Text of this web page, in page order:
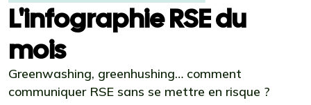
L'infographie RSE du
mois
Greenwashing, greenhushing… comment
communiquer RSE sans se mettre en risque ?